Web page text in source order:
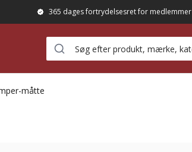
365 dages fortrydelsesret for medlemmer
måtte